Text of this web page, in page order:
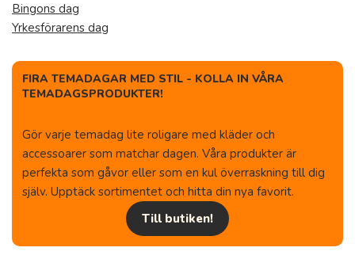
Bingons dag
Yrkesförarens dag
FIRA TEMADAGAR MED STIL - KOLLA IN VÅRA
TEMADAGSPRODUKTER!
Gör varje temadag lite roligare med kläder och
accessoarer som matchar dagen. Våra produkter är
perfekta som gåvor eller som en kul överraskning till dig
själv. Upptäck sortimentet och hitta din nya favorit.
Till butiken!